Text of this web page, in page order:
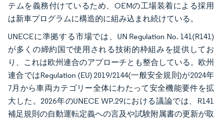
テムを義務付けているため、OEMの工場装着による採用
は新車プログラムに構造的に組み込まれ続けている。
UNECEに準拠する市場では、UN Regulation No. 141(R141)
が多くの締約国で使用される技術的枠組みを提供してお
り、これは欧州連合のアプローチとも整合している。欧州
連合ではRegulation (EU) 2019/2144(一般安全規則)が2024年
7月から車両カテゴリー全体にわたって安全機能要件を拡
大した。2026年のUNECE WP.29における議論では、R141
補足規則の自動運転定義への言及や試験附属書の更新が取